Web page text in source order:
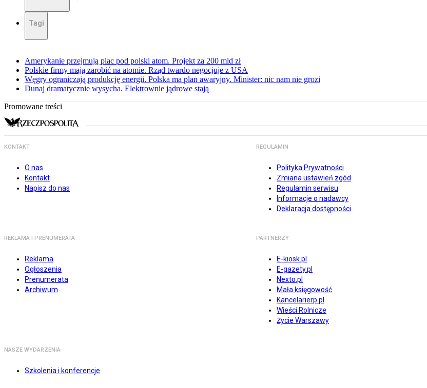
Tagi
Amerykanie przejmują plac pod polski atom. Projekt za 200 mld zł
Polskie firmy mają zarobić na atomie. Rząd twardo negocjuje z USA
Węgry ograniczają produkcję energii. Polska ma plan awaryjny. Minister: nic nam nie grozi
Dunaj dramatycznie wysycha. Elektrownie jądrowe stają
Promowane treści
KONTAKT
O nas
Kontakt
Napisz do nas
REGULAMIN
Polityka Prywatności
Zmiana ustawień zgód
Regulamin serwisu
Informacje o nadawcy
Deklaracja dostępności
REKLAMA I PRENUMERATA
Reklama
Ogłoszenia
Prenumerata
Archiwum
PARTNERZY
E-kiosk.pl
E-gazety.pl
Nexto.pl
Mała księgowość
Kancelarierp.pl
Wieści Rolnicze
Życie Warszawy
NASZE WYDARZENIA
Szkolenia i konferencje